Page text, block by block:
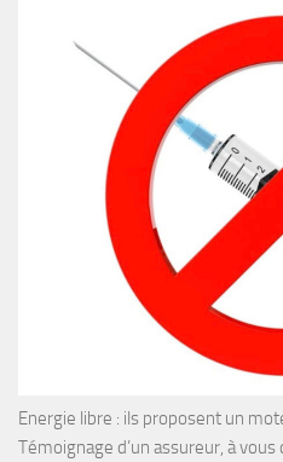
Energie libre : ils proposent un
Témoignage d’un assureur, à vous